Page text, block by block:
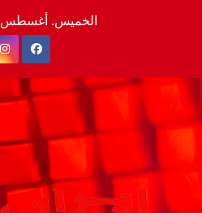
الخميس. أغسطس 6th, 2026